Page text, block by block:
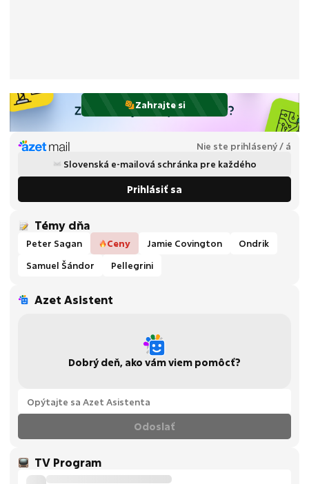
Zahrajte si
Nie ste prihlásený / á
Slovenská e-mailová schránka pre každého
Prihlásiť sa
Témy dňa
Peter Sagan Ceny Jamie Covington
Ondrik
Samuel Šándor
Pellegrini
Azet Asistent
Dobrý deň, ako vám viem pomôcť?
Odoslať
TV Program